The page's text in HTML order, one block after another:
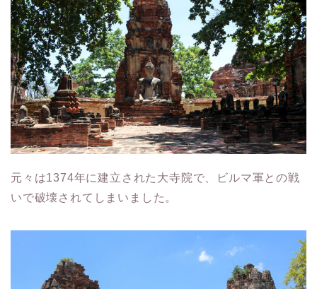
元々は1374年に建立された大寺院で、ビルマ軍との戦
いで破壊されてしまいました。